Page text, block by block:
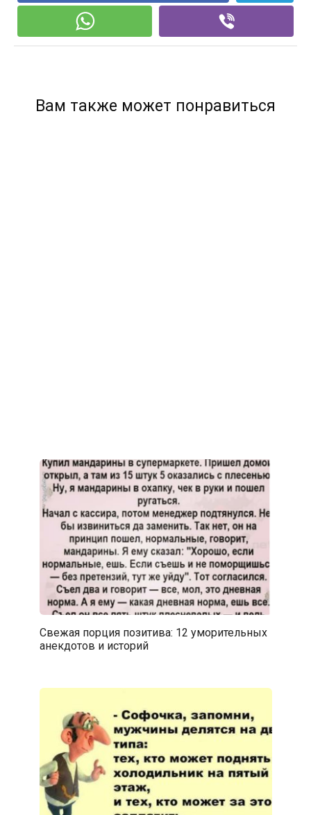
Вам также может понравиться
Свежая порция позитива: 12 уморительных
анекдотов и историй